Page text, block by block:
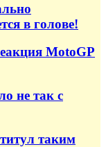
в голове!
MotoGP
не так с
таким